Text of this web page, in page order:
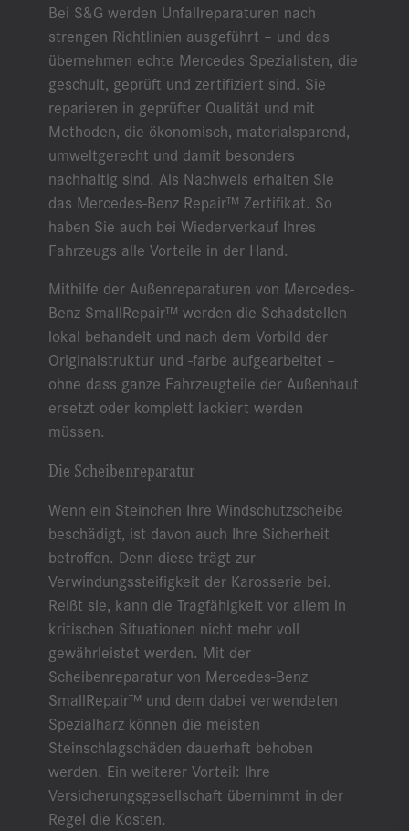
Bei S&G werden Unfallreparaturen nach
strengen Richtlinien ausgeführt – und das
übernehmen echte Mercedes Spezialisten, die
geschult, geprüft und zertifiziert sind. Sie
reparieren in geprüfter Qualität und mit
Methoden, die ökonomisch, materialsparend,
umweltgerecht und damit besonders
nachhaltig sind. Als Nachweis erhalten Sie
das Mercedes-Benz Repair™ Zertifikat. So
haben Sie auch bei Wiederverkauf Ihres
Fahrzeugs alle Vorteile in der Hand.
Mithilfe der Außenreparaturen von Mercedes-
Benz SmallRepair™ werden die Schadstellen
lokal behandelt und nach dem Vorbild der
Originalstruktur und -farbe aufgearbeitet –
ohne dass ganze Fahrzeugteile der Außenhaut
ersetzt oder komplett lackiert werden
müssen.
Die Scheibenreparatur
Wenn ein Steinchen Ihre Windschutzscheibe
beschädigt, ist davon auch Ihre Sicherheit
betroffen. Denn diese trägt zur
Verwindungssteifigkeit der Karosserie bei.
Reißt sie, kann die Tragfähigkeit vor allem in
kritischen Situationen nicht mehr voll
gewährleistet werden. Mit der
Scheibenreparatur von Mercedes-Benz
SmallRepair™ und dem dabei verwendeten
Spezialharz können die meisten
Steinschlagschäden dauerhaft behoben
werden. Ein weiterer Vorteil: Ihre
Versicherungsgesellschaft übernimmt in der
Regel die Kosten.